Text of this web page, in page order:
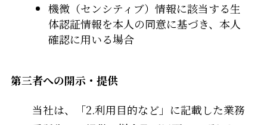
機微（センシティブ）情報に該当する生
体認証情報を本人の同意に基づき、本人
確認に用いる場合
第三者への開示・提供
当社は、「2.利用目的など」に記載した業務